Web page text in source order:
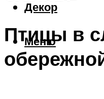
Декор
Меню
Птицы в